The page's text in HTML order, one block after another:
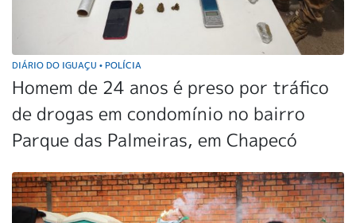
DIÁRIO DO IGUAÇU • POLÍCIA
Homem de 24 anos é preso por tráfico
de drogas em condomínio no bairro
Parque das Palmeiras, em Chapecó